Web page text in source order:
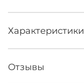
Характеристики
Отзывы